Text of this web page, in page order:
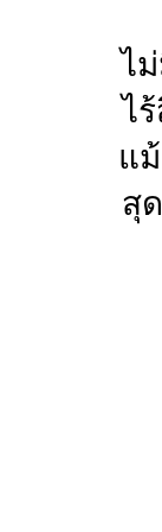
ไ
ไ
แ
สุ